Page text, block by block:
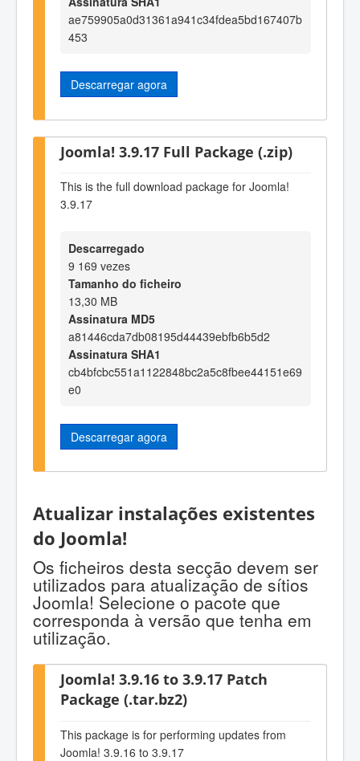
ae759905a0d31361a941c34fdea5bd167407b
453
Descarregar agora
Joomla! 3.9.17 Full Package (.zip)
This is the full download package for Joomla!
3.9.17
Descarregado
9 169 vezes
Tamanho do ficheiro
13,30 MB
Assinatura MD5
a81446cda7db08195d44439ebfb6b5d2
Assinatura SHA1
cb4bfcbc551a1122848bc2a5c8fbee44151e69
e0
Descarregar agora
Atualizar instalações existentes
do Joomla!
Os ficheiros desta secção devem ser
utilizados para atualização de sítios
Joomla! Selecione o pacote que
corresponda à versão que tenha em
utilização.
Joomla! 3.9.16 to 3.9.17 Patch
Package (.tar.bz2)
This package is for performing updates from
Joomla! 3.9.16 to 3.9.17